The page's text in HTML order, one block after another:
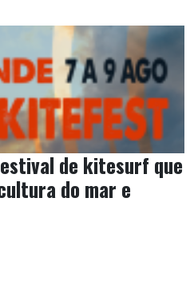
de kitesurf que
do mar e